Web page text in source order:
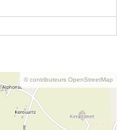
© contributeurs OpenStreetMap